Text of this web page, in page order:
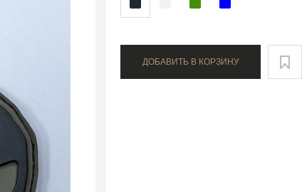
ДОБАВИТЬ В КОРЗИНУ